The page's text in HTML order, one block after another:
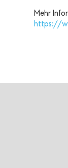
Mehr
https://